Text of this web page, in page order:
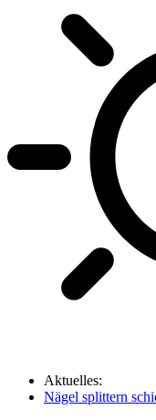
Aktuelles:
Nägel splittern